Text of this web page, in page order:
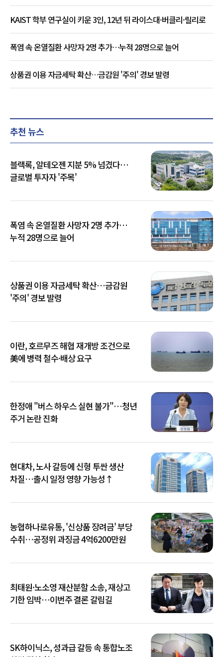
KAIST 학부 연구실이 키운 3인, 12년 뒤 라이스대·버클리·릴리로
폭염 속 온열질환 사망자 2명 추가…누적 28명으로 늘어
상품권 이용 자금세탁 확산…금감원 '주의' 경보 발령
추천 뉴스
블랙록, 알테오젠 지분 5% 넘겼다…
글로벌 투자자 '주목'
폭염 속 온열질환 사망자 2명 추가…
누적 28명으로 늘어
상품권 이용 자금세탁 확산…금감원
'주의' 경보 발령
이란, 호르무즈 해협 재개방 조건으로
美에 병력 철수·배상 요구
한정애 "버스 하우스 실현 불가"…청년
주거 논란 진화
현대차, 노사 갈등에 신형 투싼 생산
차질…출시 일정 영향 가능성↑
농협하나로유통, '신상품 장려금' 부당
수취…공정위 과징금 4억6200만원
최태원·노소영 재산분할 소송, 재상고
기한 임박…이번주 결론 갈림길
SK하이닉스, 성과급 갈등 속 통합노조